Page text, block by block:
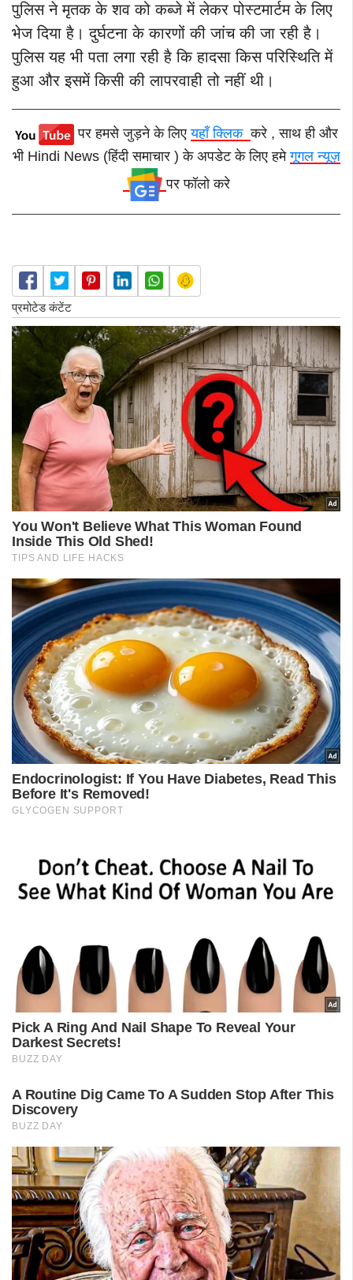
पुलिस ने मृतक के शव को कब्जे में लेकर पोस्टमार्टम के लिए
भेज दिया है। दुर्घटना के कारणों की जांच की जा रही है।
पुलिस यह भी पता लगा रही है कि हादसा किस परिस्थिति में
हुआ और इसमें किसी की लापरवाही तो नहीं थी।
पर हमसे जुड़ने के लिएयहाँ क्लिककरे , साथ ही और
भी Hindi News (हिंदी समाचार ) के अपडेट के लिए हमेगूगल न्यूज़
पर फॉलो करे